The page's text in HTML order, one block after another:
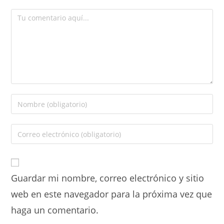
Guardar mi nombre, correo electrónico y sitio
web en este navegador para la próxima vez que
haga un comentario.